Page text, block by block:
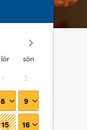
lör
sön
1
2
8 9
15 16